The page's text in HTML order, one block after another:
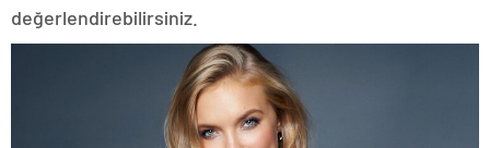
değerlendirebilirsiniz.